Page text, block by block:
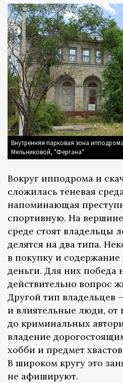
Внутренняя парковая зона
Мельниковой, "Фергана"
Вокруг ипподрома и
сложилась теневая
напоминающая
спортивную. На
среде стоят владельцы
делятся на два типа.
в покупку и
деньги. Для них победа
действительно вопрос
Другой тип владельцев
и влиятельные люди, от
до криминальных
владение
хобби и предмет
В широком кругу это
не афишируют.